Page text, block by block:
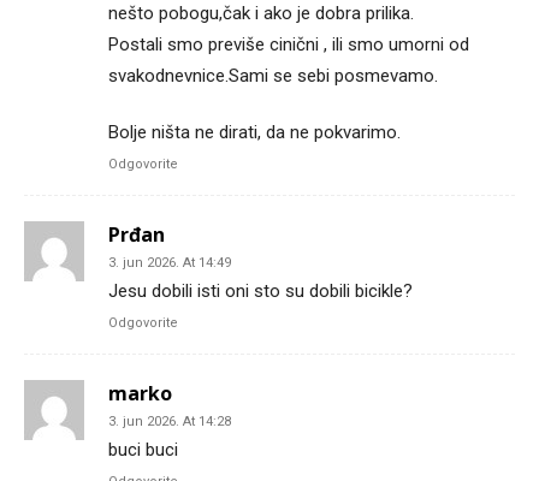
nešto pobogu,čak i ako je dobra prilika.
Postali smo previše cinični , ili smo umorni od
svakodnevnice.Sami se sebi posmevamo.
Bolje ništa ne dirati, da ne pokvarimo.
Odgovorite
Prđan
3. jun 2026. At 14:49
Jesu dobili isti oni sto su dobili bicikle?
Odgovorite
marko
3. jun 2026. At 14:28
buci buci